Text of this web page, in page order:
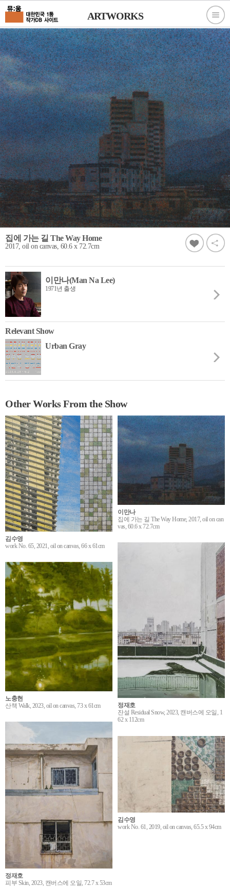
ARTWORKS
집에 가는 길 The Way Home
2017, oil on canvas, 60.6 x 72.7cm
이만나(Man Na Lee)
1971년 출생
Relevant Show
Urban Gray
Other Works From the Show
김수영
work No. 65, 2021, oil on canvas, 66 x 61cm
이만나
집에 가는 길 The Way Home, 2017, oil on can
vas, 60.6 x 72.7cm
정재호
잔설 Residual Snow, 2023, 캔버스에 오일, 1
62 x 112cm
노충현
산책 Walk, 2023, oil on canvas, 73 x 61cm
정재호
피부 Skin, 2023, 캔버스에 오일, 72.7 x 53cm
김수영
work No. 61, 2019, oil on canvas, 65.5 x 94cm